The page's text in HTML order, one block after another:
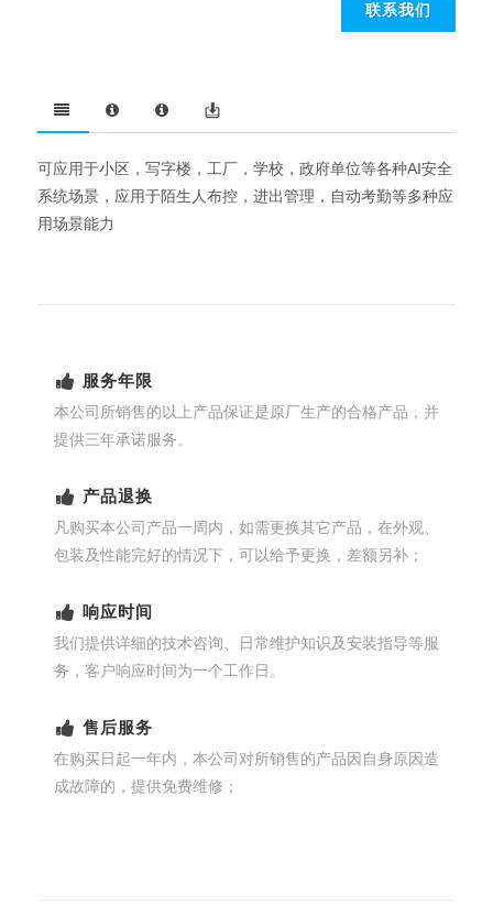
联系我们
可应用于小区，写字楼，工厂，学校，政府单位等各种AI安全
系统场景，应用于陌生人布控，进出管理，自动考勤等多种应
用场景能力
服务年限
本公司所销售的以上产品保证是原厂生产的合格产品，并
提供三年承诺服务。
产品退换
凡购买本公司产品一周内，如需更换其它产品，在外观、
包装及性能完好的情况下，可以给予更换，差额另补；
响应时间
我们提供详细的技术咨询、日常维护知识及安装指导等服
务，客户响应时间为一个工作日。
售后服务
在购买日起一年内，本公司对所销售的产品因自身原因造
成故障的，提供免费维修；